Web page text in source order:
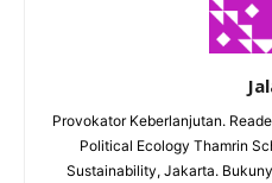
Provokator Keberlanjutan.
Political Ecology Thamrin
Sustainability, Jakarta.